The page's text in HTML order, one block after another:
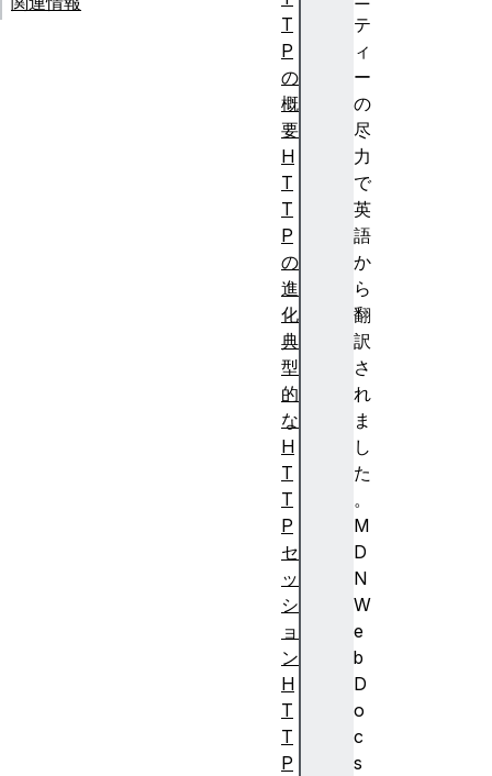
テ
ィ
ー
の
尽
力
で
英
語
か
ら
翻
訳
さ
れ
ま
し
た
。
M
D
N
W
e
b
D
o
c
s
T
P
の
概
要
H
T
T
P
の
進
化
典
型
的
な
H
T
T
P
セ
ッ
シ
ョ
ン
H
T
T
P